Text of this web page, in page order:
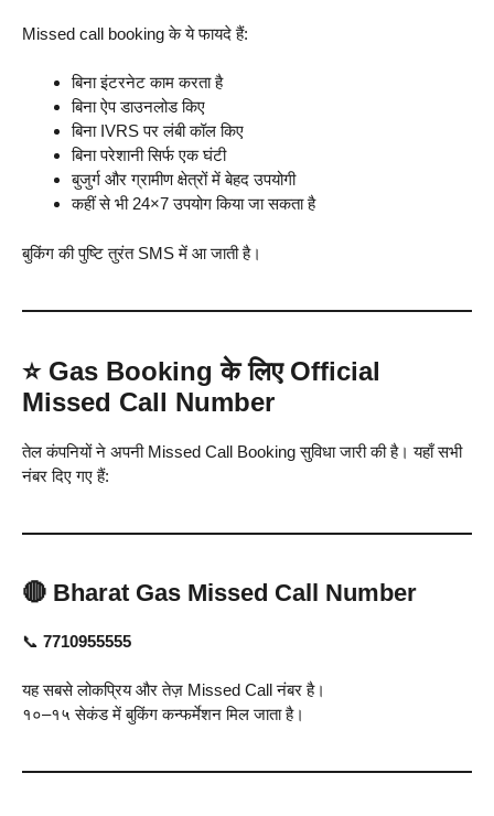
Missed call booking के ये फायदे हैं:
बिना इंटरनेट काम करता है
बिना ऐप डाउनलोड किए
बिना IVRS पर लंबी कॉल किए
बिना परेशानी सिर्फ एक घंटी
बुजुर्ग और ग्रामीण क्षेत्रों में बेहद उपयोगी
कहीं से भी 24×7 उपयोग किया जा सकता है
बुकिंग की पुष्टि तुरंत SMS में आ जाती है।
⭐ Gas Booking के लिए Official
Missed Call Number
तेल कंपनियों ने अपनी Missed Call Booking सुविधा जारी की है। यहाँ सभी
नंबर दिए गए हैं:
🔴 Bharat Gas Missed Call Number
📞 7710955555
यह सबसे लोकप्रिय और तेज़ Missed Call नंबर है।
१०–१५ सेकंड में बुकिंग कन्फर्मेशन मिल जाता है।